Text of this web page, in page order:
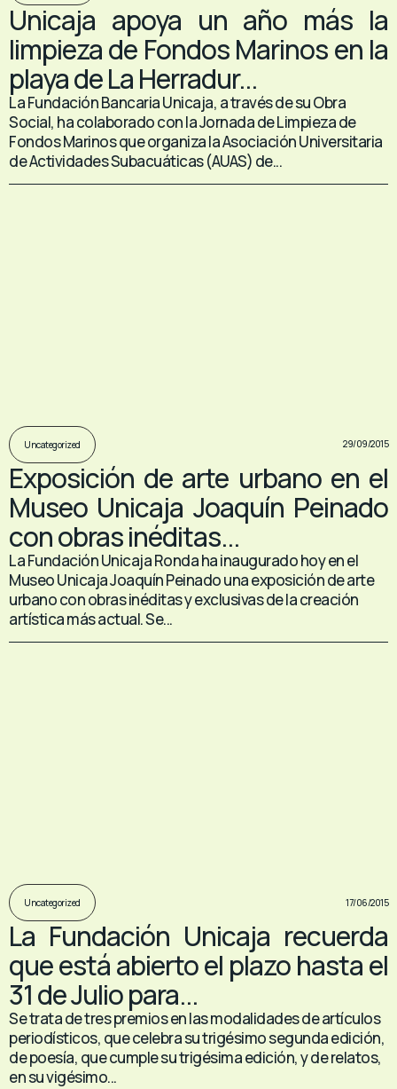
Unicaja apoya un año más la
limpieza de Fondos Marinos en la
playa de La Herradur...
La Fundación Bancaria Unicaja, a través de su Obra
Social, ha colaborado con la Jornada de Limpieza de
Fondos Marinos que organiza la Asociación Universitaria
de Actividades Subacuáticas (AUAS) de...
Uncategorized 29/09/2015
Exposición de arte urbano en el
Museo Unicaja Joaquín Peinado
con obras inéditas...
La Fundación Unicaja Ronda ha inaugurado hoy en el
Museo Unicaja Joaquín Peinado una exposición de arte
urbano con obras inéditas y exclusivas de la creación
artística más actual. Se...
Uncategorized 17/06/2015
La Fundación Unicaja recuerda
que está abierto el plazo hasta el
31 de Julio para...
Se trata de tres premios en las modalidades de artículos
periodísticos, que celebra su trigésimo segunda edición,
de poesía, que cumple su trigésima edición, y de relatos,
en su vigésimo...